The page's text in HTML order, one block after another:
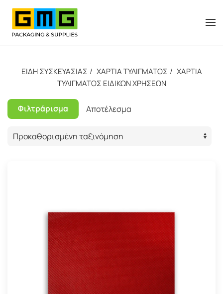
Skip to main content
ΕΙΔΗ ΣΥΣΚΕΥΑΣΙΑΣ ΧΑΡΤΙΑ ΤΥΛΙΓΜΑΤΟΣ
ΧΑΡΤΙΑ
ΤΥΛΙΓΜΑΤΟΣ ΕΙΔΙΚΩΝ ΧΡΗΣΕΩΝ
Φιλτράρισμα Αποτέλεσμα